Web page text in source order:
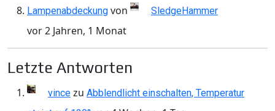
Lampenabdeckung von SledgeHammer
vor 2 Jahren, 1 Monat
Letzte Antworten
vince zu Abblendlicht einschalten, Temperatur